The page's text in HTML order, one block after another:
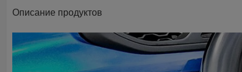
Описание продуктов